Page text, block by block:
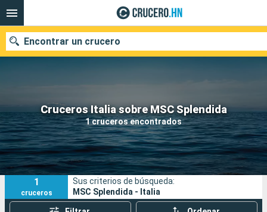
Cruceros Italia sobre MSC Splendida
1 cruceros encontrados
Encontrar un crucero
Nuestros destinos
Fecha de salida
Puertos Compañías
Buscar
1
cruceros
Sus criterios de búsqueda:
MSC Splendida - Italia